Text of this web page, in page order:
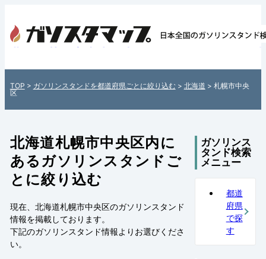
覧 - 全国各地のガソリンスタンドを住所付
紹介！日本全国のガソリンスタンド検索サ
「ガソスタマップ」
TOP > ガソリンスタンドを都道府県ごとに絞り込む> 北海道 > 札幌市中央
区
北海道札幌市中央区内に
あるガソリンスタンドご
とに絞り込む
現在、北海道札幌市中央区のガソリンスタンド
情報を掲載しております。
下記のガソリンスタンド情報よりお選びくださ
い。
ガソリンス
タンド検索
メニュー
都道
府県
で探
す